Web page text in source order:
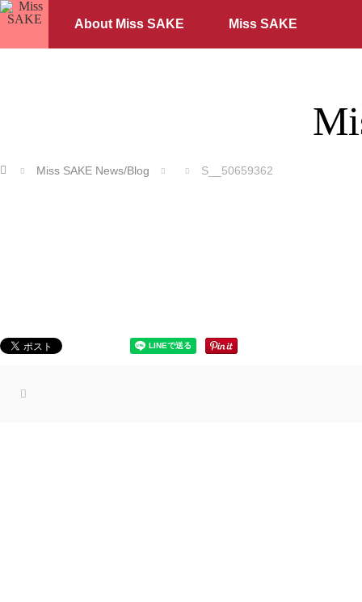
About Miss SAKE Miss SAKE
ホーム Miss SAKE News/Blog S__50659362